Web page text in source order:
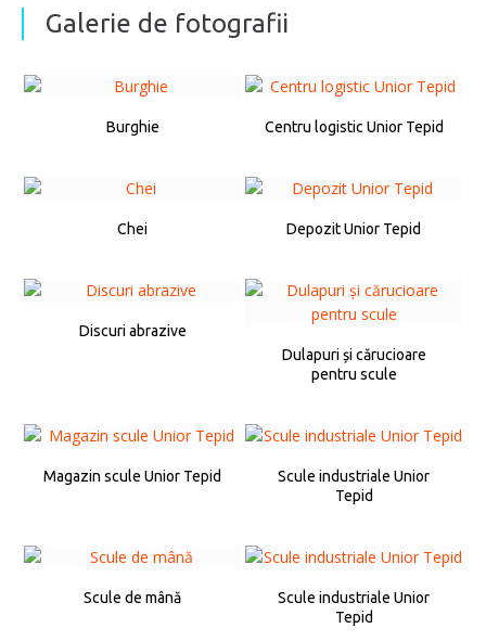
Galerie de fotografii
Burghie Centru logistic Unior Tepid
Chei Depozit Unior Tepid
Discuri abrazive
Dulapuri și cărucioare
pentru scule
Magazin scule Unior Tepid
Scule industriale Unior
Tepid
Scule de mână
Scule industriale Unior
Tepid